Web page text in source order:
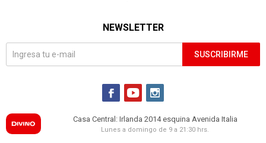
NEWSLETTER
SUSCRIBIRME
  
Casa Central: Irlanda 2014 esquina Avenida Italia
Lunes a domingo de 9 a 21:30 hrs.